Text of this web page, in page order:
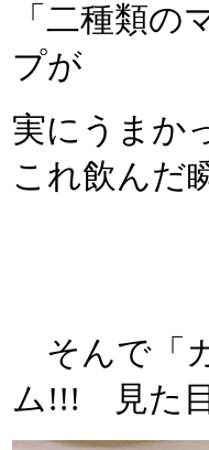
「二種類
プが
実にうまか
これ飲んだ
そんで「
ム!!! 見た